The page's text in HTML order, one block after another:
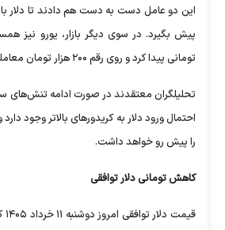
این دو عامل دست به دست هم دادند تا دلار
تومانی پیدا کرد و روی رقم ۲۰۰ هزار تومان معامله شد.
تحلیلگران معتقدند در صورت ادامه تنش‌های
احتمال ورود دلار به کریدور‌های بالاتر وجود
را پیش رو خواهد داشت.
کاهش تومانی دلار توافقی